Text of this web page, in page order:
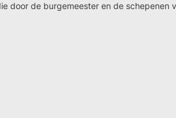
door de burgemeester en de schepenen